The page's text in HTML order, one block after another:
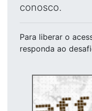
conosco.
Para liberar o
responda ao